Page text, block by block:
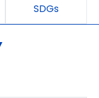
SDGs